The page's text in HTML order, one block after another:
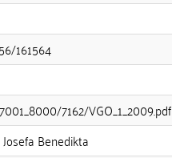
161564
7162/VGO_1_2009.pdf
Benedikta